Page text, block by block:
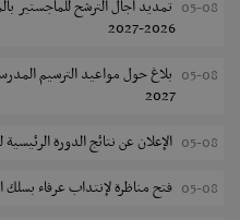
05-08 تمديد آجال الترشح للماجستير
2026-2027
05-08
2027
05-08 الإعلان عن نتائج الدورة الرئيسية
05-08 فتح مناظرة لإنتداب عرفاء بسلك